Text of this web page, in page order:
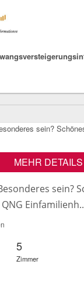
MEHR DETAILS
sein?
5
Zimmer